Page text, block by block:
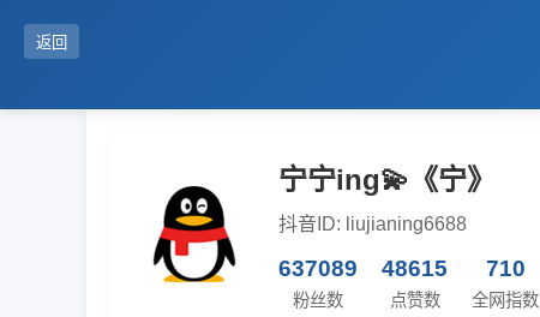
返回
宁宁ing💫《宁》
抖音ID: liujianing6688
637089
粉丝数
48615
点赞数
710
全网指数